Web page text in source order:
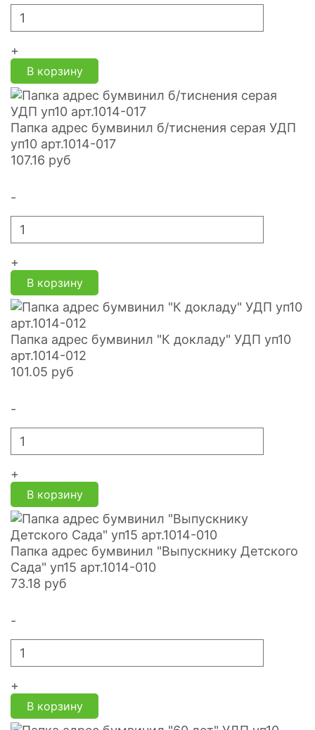
+
В корзину
Папка адрес бумвинил б/тиснения серая УДП
уп10 арт.1014-017
107.16 руб
-
+
В корзину
Папка адрес бумвинил "К докладу" УДП уп10
арт.1014-012
101.05 руб
-
+
В корзину
Папка адрес бумвинил "Выпускнику Детского
Сада" уп15 арт.1014-010
73.18 руб
-
+
В корзину